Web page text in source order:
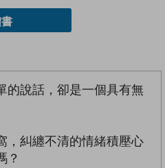
的說話，卻是一個具有無
，糾纏不清的情緒積壓心
？